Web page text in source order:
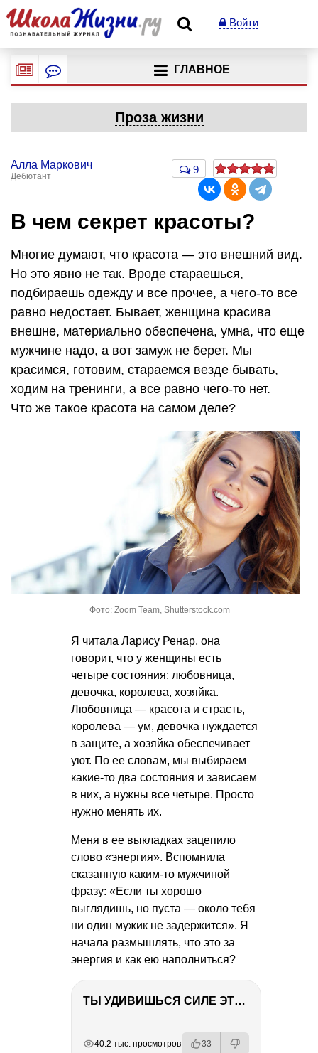
Войти
ГЛАВНОЕ
Проза жизни
Алла Маркович
Дебютант
9
В чем секрет красоты?
Многие думают, что красота — это внешний вид.
Но это явно не так. Вроде стараешься,
подбираешь одежду и все прочее, а чего-то все
равно недостает. Бывает, женщина красива
внешне, материально обеспечена, умна, что еще
мужчине надо, а вот замуж не берет. Мы
красимся, готовим, стараемся везде бывать,
ходим на тренинги, а все равно чего-то нет.
Что же такое красота на самом деле?
Фото: Zoom Team, Shutterstock.com
Я читала Ларису Ренар, она
говорит, что у женщины есть
четыре состояния: любовница,
девочка, королева, хозяйка.
Любовница — красота и страсть,
королева — ум, девочка нуждается
в защите, а хозяйка обеспечивает
уют. По ее словам, мы выбираем
какие-то два состояния и зависаем
в них, а нужны все четыре. Просто
нужно менять их.
Меня в ее выкладках зацепило
слово «энергия». Вспомнила
сказанную каким-то мужчиной
фразу: «Если ты хорошо
выглядишь, но пуста — около тебя
ни один мужик не задержится». Я
начала размышлять, что это за
энергия и как ею наполниться?
ТЫ УДИВИШЬСЯ СИЛЕ ЭТО ЧЕЛОВЕКА! Блог о нашей поездке в Вышний Волочек
40.2 тыс. просмотров 33